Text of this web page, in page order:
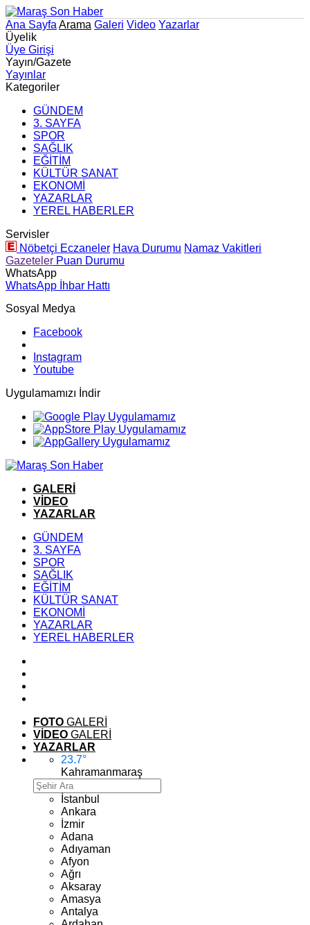
Ana Sayfa Arama Galeri Video Yazarlar
Üyelik
Üye Girişi
Yayın/Gazete
Yayınlar
Kategoriler
GÜNDEM
3. SAYFA
SPOR
SAĞLIK
EĞİTİM
KÜLTÜR SANAT
EKONOMİ
YAZARLAR
YEREL HABERLER
Servisler
Nöbetçi Eczaneler Hava Durumu Namaz Vakitleri
Gazeteler Puan Durumu
WhatsApp
WhatsApp İhbar Hattı
Sosyal Medya
Facebook
Instagram
Youtube
Uygulamamızı İndir
GALERİ
VİDEO
YAZARLAR
GÜNDEM
3. SAYFA
SPOR
SAĞLIK
EĞİTİM
KÜLTÜR SANAT
EKONOMİ
YAZARLAR
YEREL HABERLER
FOTO GALERİ
VİDEO GALERİ
YAZARLAR
23.7°
Kahramanmaraş
İstanbul
Ankara
İzmir
Adana
Adıyaman
Afyon
Ağrı
Aksaray
Amasya
Antalya